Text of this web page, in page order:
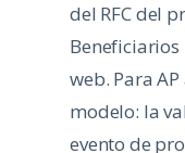
del RFC del
web. Para
modelo: la
evento de